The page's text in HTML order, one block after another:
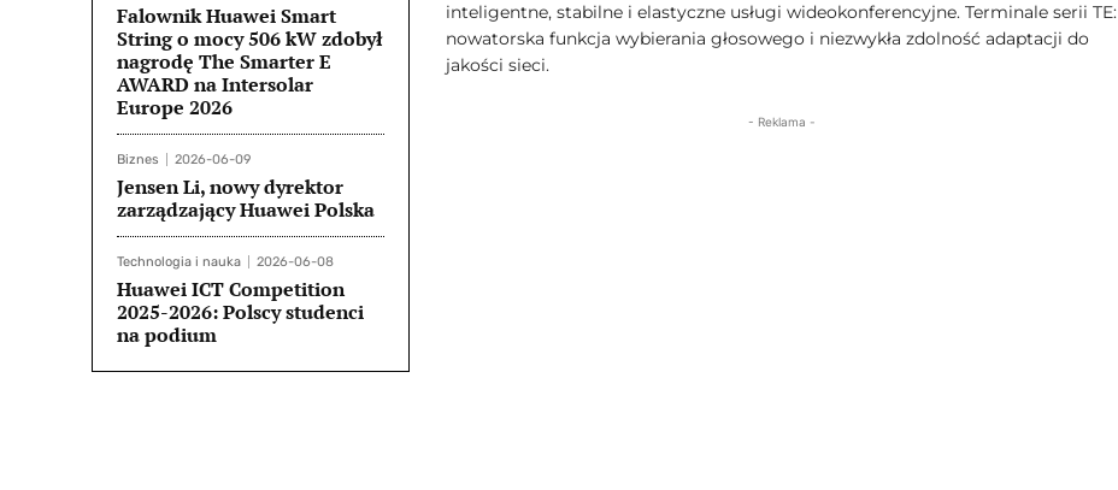
Falownik Huawei Smart
String o mocy 506 kW zdobył
nagrodę The Smarter E
AWARD na Intersolar
Europe 2026
Biznes 2026-06-09
Jensen Li, nowy dyrektor
zarządzający Huawei Polska
Technologia i nauka 2026-06-08
Huawei ICT Competition
2025-2026: Polscy studenci
na podium
inteligentne, stabilne i elastyczne usługi wideokonferencyjne. Terminale serii TE:
nowatorska funkcja wybierania głosowego i niezwykła zdolność adaptacji do
jakości sieci.
- Reklama -